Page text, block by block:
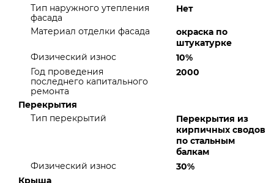
Тип наружного утепления
фасада
Нет
Материал отделки фасада
окраска по
штукатурке
Физический износ
10%
Год проведения
последнего капитального
ремонта
2000
Перекрытия
Тип перекрытий
Перекрытия из
кирпичных сводов
по стальным
балкам
Физический износ
30%
Крыша